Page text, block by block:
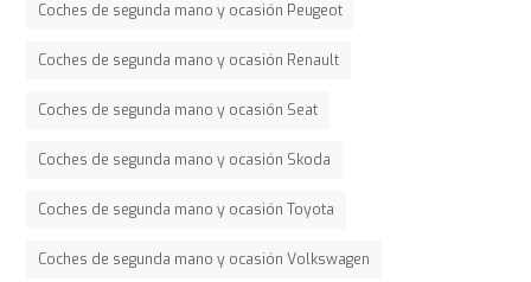
Coches de segunda mano y ocasión Peugeot
Coches de segunda mano y ocasión Renault
Coches de segunda mano y ocasión Seat
Coches de segunda mano y ocasión Skoda
Coches de segunda mano y ocasión Toyota
Coches de segunda mano y ocasión Volkswagen